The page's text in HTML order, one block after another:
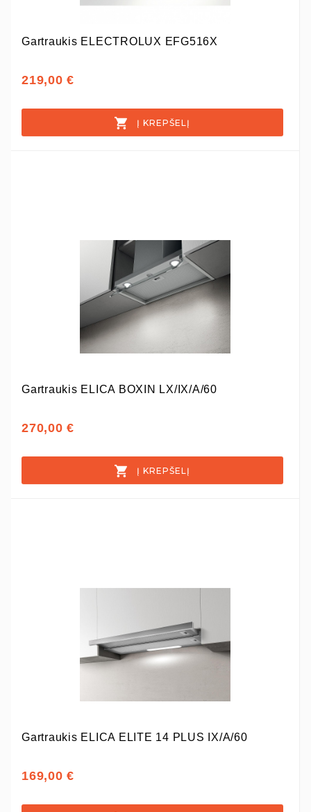
Gartraukis ELECTROLUX EFG516X
219,00 €
Į KREPŠELĮ
Gartraukis ELICA BOXIN LX/IX/A/60
270,00 €
Į KREPŠELĮ
Gartraukis ELICA ELITE 14 PLUS IX/A/60
169,00 €